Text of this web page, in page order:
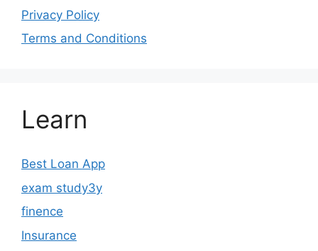
Privacy Policy
Terms and Conditions
Learn
Best Loan App
exam study3y
finence
Insurance